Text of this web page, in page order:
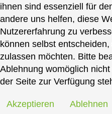
ihnen sind essenziell für
andere uns helfen, diese
Nutzererfahrung zu
können selbst
zulassen möchten. Bitte
Ablehnung womöglich
der Seite zur Verfügung
Akzeptieren
Ablehnen